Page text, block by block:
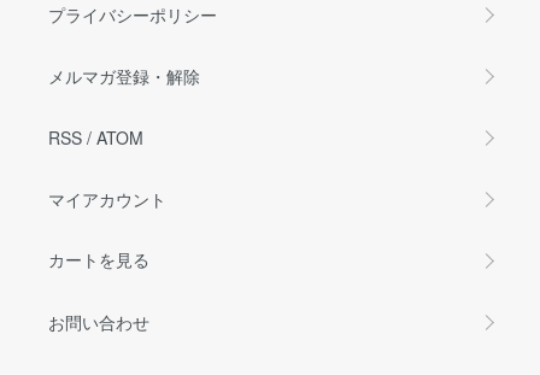
プライバシーポリシー
メルマガ登録・解除
RSS / ATOM
マイアカウント
カートを見る
お問い合わせ